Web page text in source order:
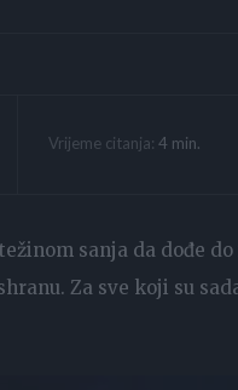
Vrijeme citanja: 4 min.
sanja da dođe
Za sve koji su